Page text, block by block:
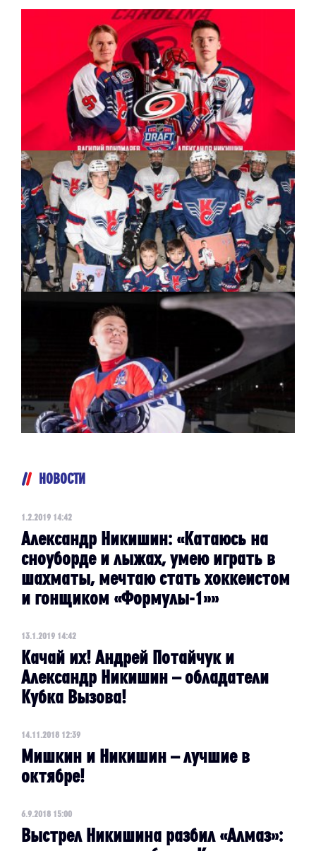
НОВОСТИ
1.2.2019 14:42
Александр Никишин: «Катаюсь на
сноуборде и лыжах, умею играть в
шахматы, мечтаю стать хоккеистом
и гонщиком «Формулы-1»»
13.1.2019 14:42
Качай их! Андрей Потайчук и
Александр Никишин – обладатели
Кубка Вызова!
14.11.2018 12:39
Мишкин и Никишин – лучшие в
октябре!
6.9.2018 15:00
Выстрел Никишина разбил «Алмаз»: